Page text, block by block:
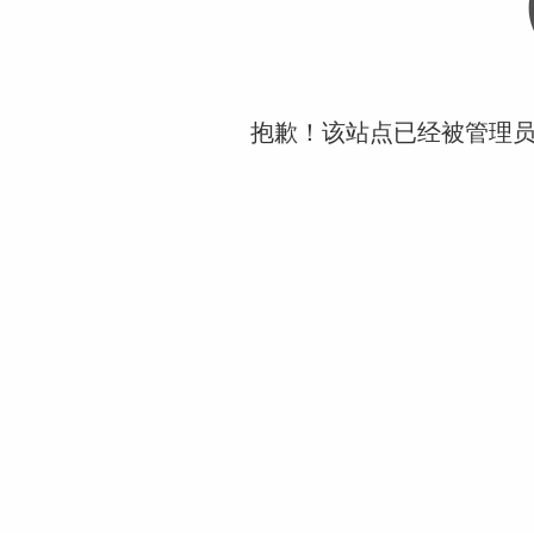
抱歉！该站点已经被管理